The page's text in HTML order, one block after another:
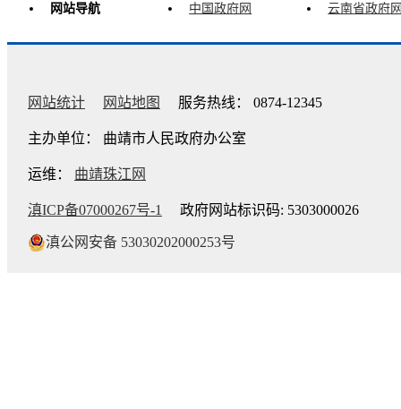
网站导航 中国政府网 云南省政府
网站统计 网站地图 服务热线： 0874-12345
主办单位： 曲靖市人民政府办公室
运维： 曲靖珠江网
滇ICP备07000267号-1 政府网站标识码: 5303000026
滇公网安备 53030202000253号